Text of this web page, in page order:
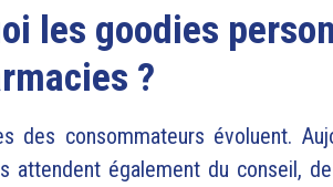
les goodies
?
des consommateurs évoluent.
attendent également du conseil,